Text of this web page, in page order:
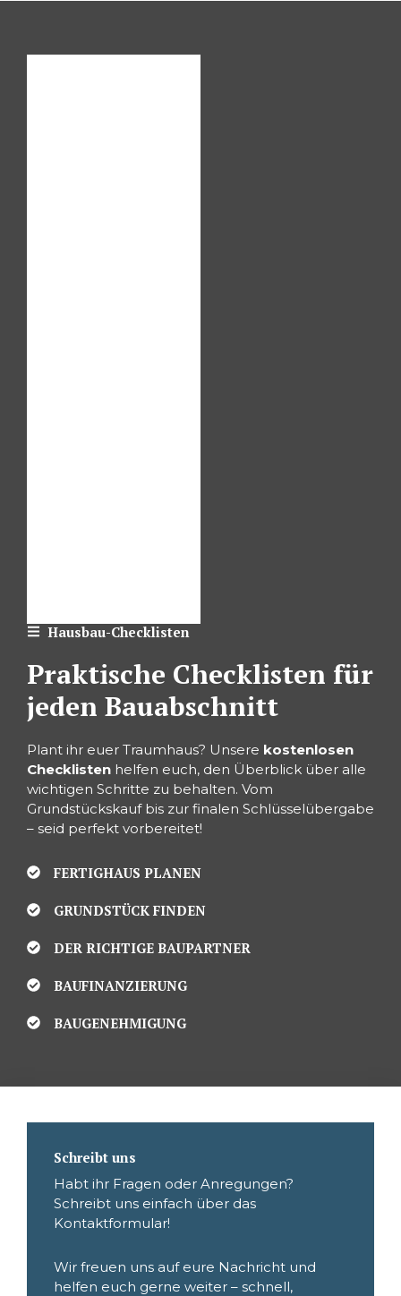
Hausbau-Checklisten
Praktische Checklisten für
jeden Bauabschnitt
Plant ihr euer Traumhaus? Unsere kostenlosen
Checklisten helfen euch, den Überblick über alle
wichtigen Schritte zu behalten. Vom
Grundstückskauf bis zur finalen Schlüsselübergabe
– seid perfekt vorbereitet!
FERTIGHAUS PLANEN
GRUNDSTÜCK FINDEN
DER RICHTIGE BAUPARTNER
BAUFINANZIERUNG
BAUGENEHMIGUNG
Schreibt uns
Habt ihr Fragen oder Anregungen?
Schreibt uns einfach über das
Kontaktformular!
Wir freuen uns auf eure Nachricht und
helfen euch gerne weiter – schnell,